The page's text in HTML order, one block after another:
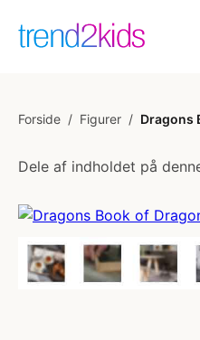
Forside / Figurer / Dragons
Dele af indholdet på